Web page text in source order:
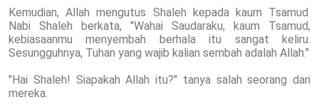
Kemudian, Allah mengutus Shaleh kepada kaum Tsamud.
Nabi Shaleh berkata, "Wahai Saudaraku, kaum Tsamud,
kebiasaanmu menyembah berhala itu sangat keliru.
Sesungguhnya, Tuhan yang wajib kalian sembah adalah Allah."
"Hai Shaleh! Siapakah Allah itu?" tanya salah seorang dari
mereka.